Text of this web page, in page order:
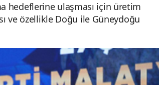
hedeflerine ulaşması için üretim
ve özellikle Doğu ile Güneydoğu